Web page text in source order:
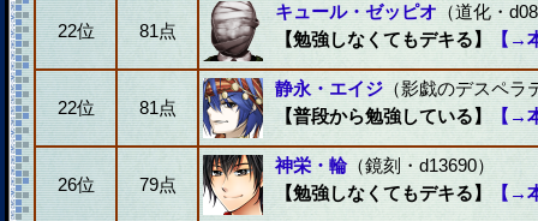
22位 81点
キュール・ゼッピオ （道化・
【勉強しなくてもデキる】
【→
22位 81点
静永・エイジ （影戯のデスペラ
【普段から勉強している】
【→
26位 79点
神栄・輪（鏡刻・d13690）
【勉強しなくてもデキる】
【→